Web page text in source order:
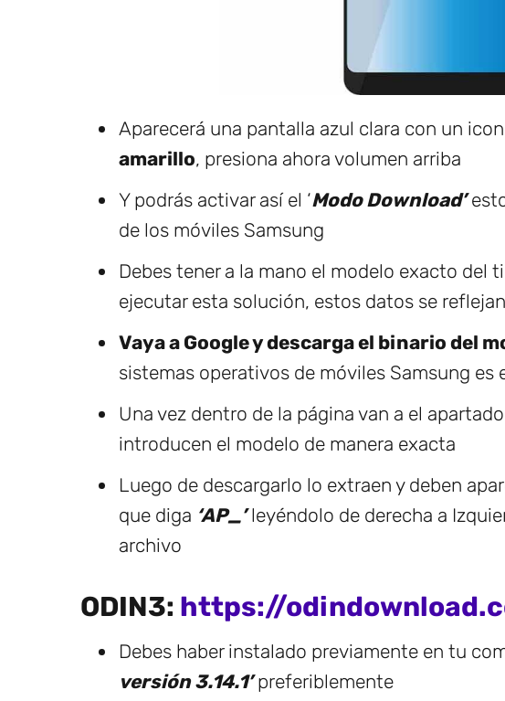
Aparecerá una pantalla azul clara con un
amarillo, presiona ahora volumen arriba
Y podrás activar así el ‘Modo Download’
de los móviles Samsung
Debes tener a la mano el modelo exacto del
ejecutar esta solución, estos datos se
Vaya a Google y descarga el binario del
sistemas operativos de móviles Samsung es
Una vez dentro de la página van a el
introducen el modelo de manera exacta
Luego de descargarlo lo extraen y deben
que diga ‘AP_’leyéndolo de derecha a
archivo
ODIN3: https://
Debes haber instalado previamente en tu
versión 3.14.1’preferiblemente